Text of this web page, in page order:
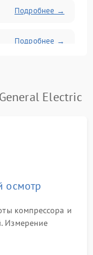
Подробнее →
Подробнее →
Подробнее →
Подробнее →
Electric
осмотр
компрессора и
Измерение
термостата и
дисплея.